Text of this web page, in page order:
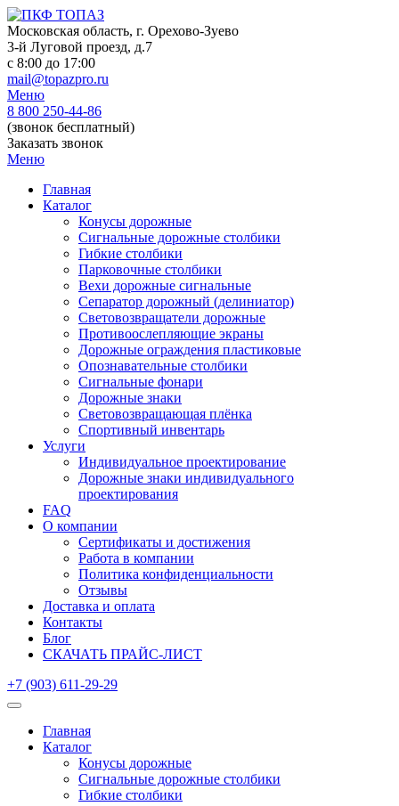
Skip
to
content
Московская область, г. Орехово-Зуево
3-й Луговой проезд, д.7
c 8:00 до 17:00
mail@topazpro.ru
Меню
8 800 250-44-86
(звонок бесплатный)
Заказать звонок
Меню
Главная
Каталог
Конусы дорожные
Сигнальные дорожные столбики
Гибкие столбики
Парковочные столбики
Вехи дорожные сигнальные
Сепаратор дорожный (делиниатор)
Световозвращатели дорожные
Противоослепляющие экраны
Дорожные ограждения пластиковые
Опознавательные столбики
Сигнальные фонари
Дорожные знаки
Световозвращающая плёнка
Спортивный инвентарь
Услуги
Индивидуальное проектирование
Дорожные знаки индивидуального
проектирования
FAQ
О компании
Сертификаты и достижения
Работа в компании
Политика конфиденциальности
Отзывы
Доставка и оплата
Контакты
Блог
СКАЧАТЬ ПРАЙС-ЛИСТ
+7 (903) 611-29-29
Главная
Каталог
Конусы дорожные
Сигнальные дорожные столбики
Гибкие столбики